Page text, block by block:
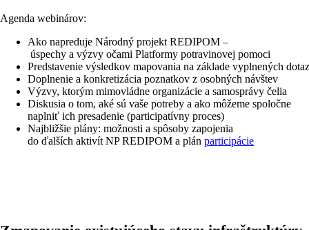
Agenda webinárov:
Ako napreduje Národný projekt REDIPOM –
úspechy a výzvy očami Platformy potravinovej pomoci
Predstavenie výsledkov mapovania na základe vyplnených
Doplnenie a konkretizácia poznatkov z osobných návštev
Výzvy, ktorým mimovládne organizácie a samosprávy čelia
Diskusia o tom, aké sú vaše potreby a ako môžeme spoločne
naplniť ich presadenie (participatívny proces)
Najbližšie plány: možnosti a spôsoby zapojenia
do ďalších aktivít NP REDIPOM a plán participácie